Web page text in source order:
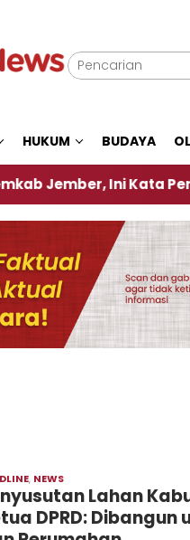
HUKUM BUDAYA
Ini Kata Pengamat
, NEWS
Metaranews
Lahan
DPRD: